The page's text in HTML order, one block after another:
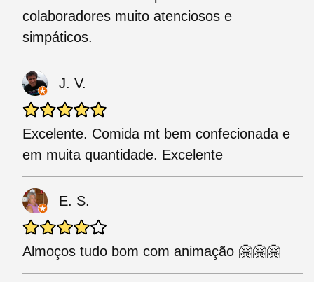
colaboradores muito atenciosos e
simpáticos.
J. V.
Excelente. Comida mt bem confecionada e
em muita quantidade. Excelente
E. S.
Almoços tudo bom com animação 🤗🤗🤗